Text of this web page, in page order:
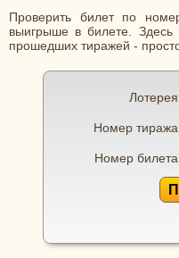
Проверить билет по
выигрыше в билете.
прошедших тиражей -
Лотерея
Номер тиража
Номер билета